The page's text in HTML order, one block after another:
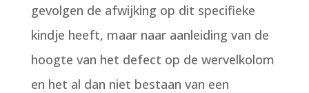
gevolgen de afwijking op dit specifieke
kindje heeft, maar naar aanleiding van de
hoogte van het defect op de wervelkolom
en het al dan niet bestaan van een